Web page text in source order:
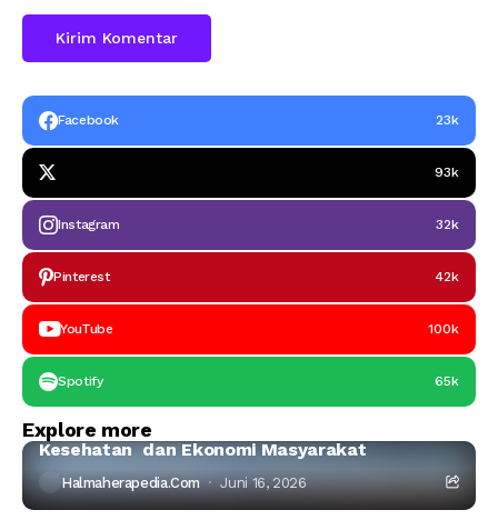
Facebook 23k
93k
Instagram 32k
Pinterest 42k
YouTube 100k
Spotify 65k
Explore more
Ahli IPB:Tambang Nikel di Haltim Ancam Laut,
Kesehatan dan Ekonomi Masyarakat
Halmaherapedia.com Juni 16, 2026